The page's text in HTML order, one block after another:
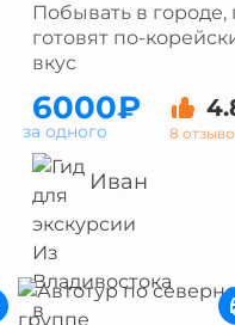
Побывать в городе,
готовят по-
вкус
6000₽
8
за одного
Иван